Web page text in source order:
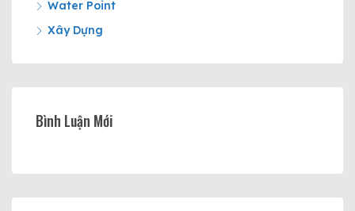
Water Point
Xây Dựng
Bình Luận Mới